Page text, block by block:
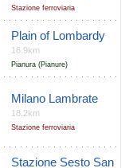
Stazione ferroviaria
Plain of Lombardy
16.9km
Pianura (Pianure)
Milano Lambrate
18.2km
Stazione ferroviaria
Stazione Sesto San